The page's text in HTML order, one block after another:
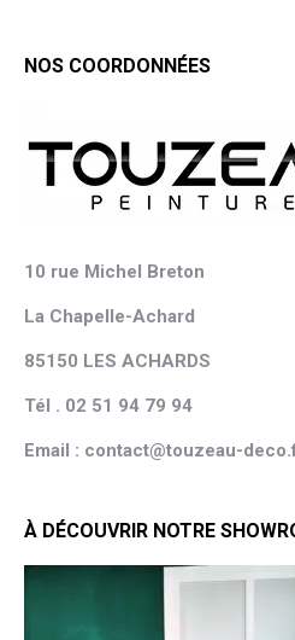
NOS COORDONNÉES
10 rue Michel Breton
La Chapelle-Achard
85150 LES ACHARDS
Tél . 02 51 94 79 94
Email : contact@touzeau-
À DÉCOUVRIR NOTRE